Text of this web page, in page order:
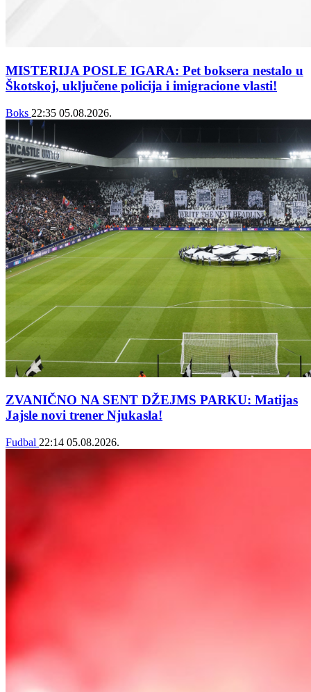
MISTERIJA POSLE IGARA: Pet boksera nestalo u
Škotskoj, uključene policija i imigracione vlasti!
Boks 22:35 05.08.2026.
ZVANIČNO NA SENT DŽEJMS PARKU: Matijas
Jajsle novi trener Njukasla!
Fudbal 22:14 05.08.2026.